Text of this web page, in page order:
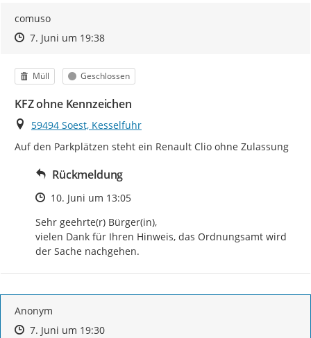
comuso
Zeitpunkt des Erstellens
Zeitpunkt des Erstellens
7. Juni um 19:38Zur Äußerung
Kategorie
Müll Status
Geschlossen
KFZ ohne Kennzeichen
Ort
59494 Soest, Kesselfuhr
Auf den Parkplätzen steht ein Renault Clio ohne Zulassung
Rückmeldung
Zeitpunkt des Erstellens
10. Juni um 13:05
Sehr geehrte(r) Bürger(in),
vielen Dank für Ihren Hinweis, das Ordnungsamt wird
der Sache nachgehen.
Anonym
Zeitpunkt des Erstellens
Zeitpunkt des Erstellens
7. Juni um 19:30Zur Äußerung